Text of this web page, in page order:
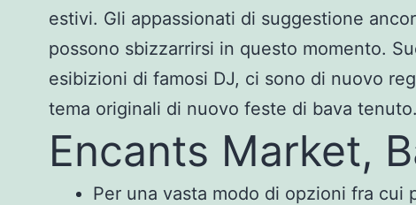
estivi. Gli appassionati di suggestione
possono sbizzarrirsi in questo momento.
esibizioni di famosi DJ, ci sono di nuovo
tema originali di nuovo feste di bava tenuto.
Encants Market,
Per una vasta modo di opzioni fra cui